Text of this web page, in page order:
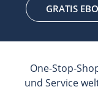
GRATIS
One-Stop-
und Service